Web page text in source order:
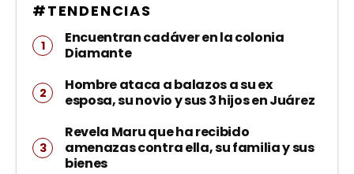
#TENDENCIAS
Encuentran cadáver en la colonia
Diamante
Hombre ataca a balazos a su ex
esposa, su novio y sus 3 hijos en Juárez
Revela Maru que ha recibido
amenazas contra ella, su familia y sus
bienes